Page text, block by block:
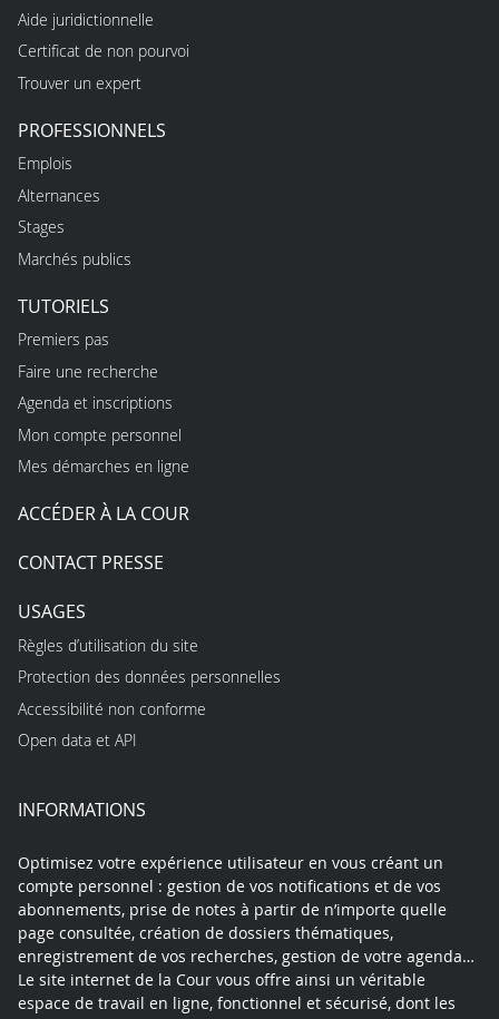
Aide juridictionnelle
Certificat de non pourvoi
Trouver un expert
PROFESSIONNELS
Emplois
Alternances
Stages
Marchés publics
TUTORIELS
Premiers pas
Faire une recherche
Agenda et inscriptions
Mon compte personnel
Mes démarches en ligne
ACCÉDER À LA COUR
CONTACT PRESSE
USAGES
Règles d’utilisation du site
Protection des données personnelles
Accessibilité non conforme
Open data et API
INFORMATIONS
Optimisez votre expérience utilisateur en vous créant un
compte personnel : gestion de vos notifications et de vos
abonnements, prise de notes à partir de n’importe quelle
page consultée, création de dossiers thématiques,
enregistrement de vos recherches, gestion de votre agenda…
Le site internet de la Cour vous offre ainsi un véritable
espace de travail en ligne, fonctionnel et sécurisé, dont les